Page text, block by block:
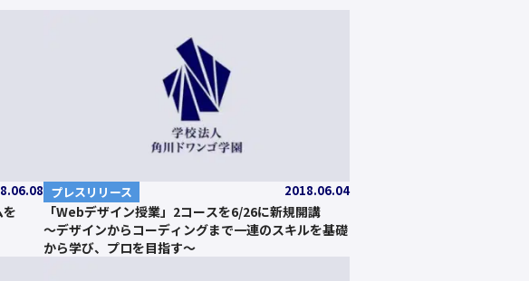
プレスリリース 2018.06.04
「Webデザイン授業」2コースを6/26に新規開講
～デザインからコーディングまで一連のスキルを基礎
から学び、プロを目指す～